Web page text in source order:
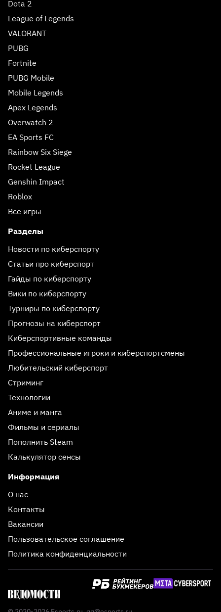
Dota 2
League of Legends
VALORANT
PUBG
Fortnite
PUBG Mobile
Mobile Legends
Apex Legends
Overwatch 2
EA Sports FC
Rainbow Six Siege
Rocket League
Genshin Impact
Roblox
Все игры
Разделы
Новости по киберспорту
Статьи про киберспорт
Гайды по киберспорту
Вики по киберспорту
Турниры по киберспорту
Прогнозы на киберспорт
Киберспортивные команды
Профессиональные игроки и киберспортсмены
Любительский киберспорт
Стриминг
Технологии
Аниме и манга
Фильмы и сериалы
Пополнить Steam
Калькулятор сенсы
Информация
О нас
Контакты
Вакансии
Пользовательское соглашение
Политика конфиденциальности